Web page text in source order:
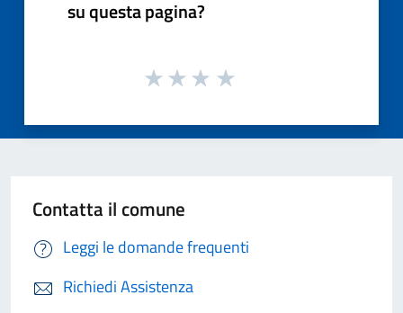
su questa pagina?
Contatta il comune
Leggi le domande frequenti
Richiedi Assistenza